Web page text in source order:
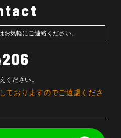
お気軽にご連絡ください。
ください。
ておりますのでご遠慮くださ